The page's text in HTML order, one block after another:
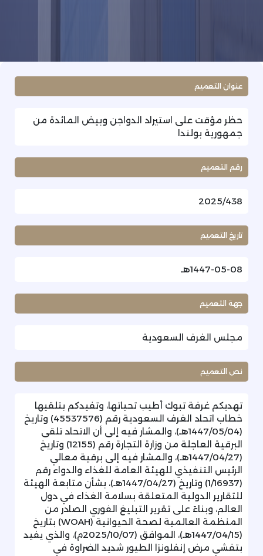
عنوان التعميم
حظر مؤقت على استيراد الدواجن وبيض المائدة من
جمهورية بولندا
رقم التعميم
2025/438
تاريخ التعميم
1447-05-08هـ
جهة التعميم
مجلس الغرف السعودية
نص التعميم
تهديكم غرفة تبوك أطيب تحياتها، وتفيدكم بتلقيها
خطاب اتحاد الغرف السعودية رقم (45537576) وتاريخ
(1447/05/04هـ)، والمشار فيه إلى أن الاتحاد تلقى
البرقية العاجلة من وزارة التجارة رقم (12155) وتاريخ
(1447/04/27هـ)، والمشار فيه إلى برقية معالي
الرئيس التنفيذي للهيئة العامة للغذاء والدواء رقم
(1/16937) وتاريخ (1447/04/27هـ)، بشأن متابعة الهيئة
للتقارير الدولية المتعلقة بسلامة الغذاء في دول
العالم، وبناءً على تقرير التبليغ الفوري الصادر من
المنظمة العالمية لصحة الحيوانية (WOAH) بتاريخ
(1447/04/15هـ)، الموافق (2025/10/07م)، والذي يفيد
بتفشي مرض إنفلونزا الطيور شديد الضراوة في